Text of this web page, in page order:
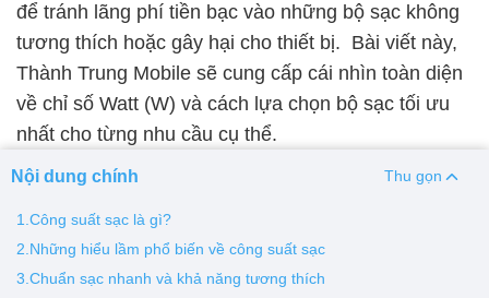
Pin Realme
Thay vỏ
Vỏ iPhone Vỏ Samsung Vỏ Xiaomi Vỏ Oppo
Vỏ Huawei Vỏ Vivo
để tránh lãng phí tiền bạc vào những bộ sạc không
tương thích hoặc gây hại cho thiết bị. Bài viết này,
Thành Trung Mobile sẽ cung cấp cái nhìn toàn diện
về chỉ số Watt (W) và cách lựa chọn bộ sạc tối ưu
nhất cho từng nhu cầu cụ thể.
Nội dung chính Thu gọn
1.Công suất sạc là gì?
2.Những hiểu lầm phổ biến về công suất sạc
3.Chuẩn sạc nhanh và khả năng tương thích